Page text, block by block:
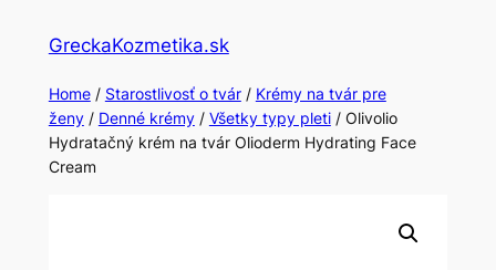
GreckaKozmetika.sk
Home/ Starostlivosť o tvár/ Krémy na tvár pre
ženy/ Denné krémy/ Všetky typy pleti/ Olivolio
Hydratačný krém na tvár Olioderm Hydrating Face
Cream